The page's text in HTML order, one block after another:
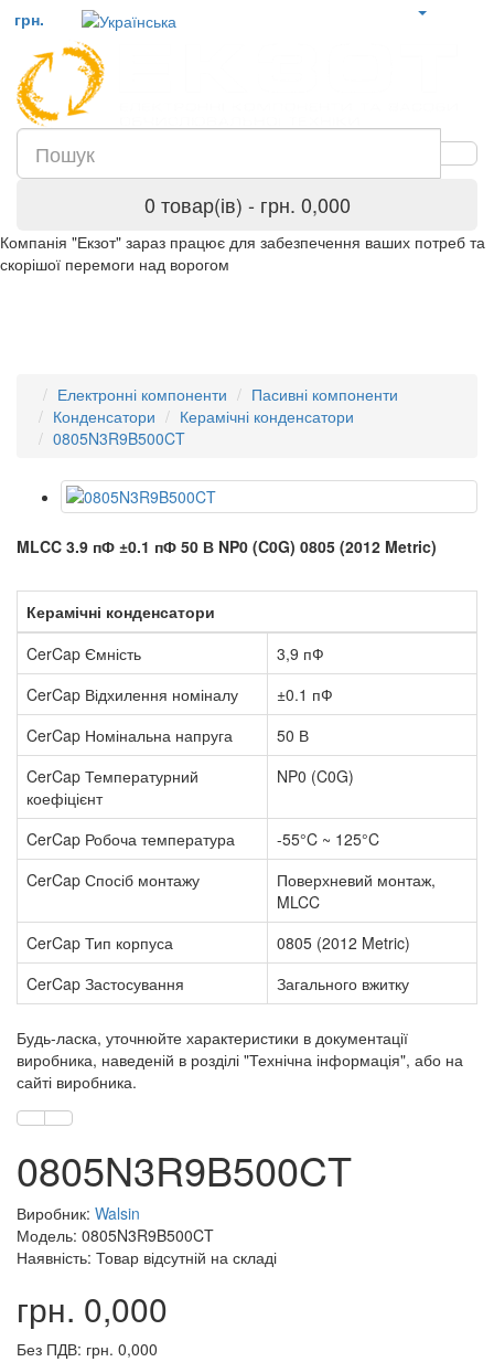
грн.
0 товар(ів) - грн. 0,000
Компанія "Екзот" зараз працює для забезпечення ваших потреб та
скорішої перемоги над ворогом
Електронні компоненти
Пасивні компоненти
Конденсатори
Керамічні конденсатори
0805N3R9B500CT
MLCC 3.9 пФ ±0.1 пФ 50 В NP0 (C0G) 0805 (2012 Metric)
Керамічні конденсатори
CerCap Ємність
3,9 пФ
CerCap Відхилення номіналу
±0.1 пФ
CerCap Номінальна напруга
50 В
CerCap Температурний
коефіцієнт
NP0 (C0G)
CerCap Робоча температура
-55°C ~ 125°C
CerCap Спосіб монтажу
Поверхневий монтаж,
MLCC
CerCap Тип корпуса
0805 (2012 Metric)
CerCap Застосування
Загального вжитку
Будь-ласка, уточнюйте характеристики в документації
виробника, наведеній в розділі "Технічна інформація", або на
сайті виробника.
0805N3R9B500CT
Виробник: Walsin
Модель: 0805N3R9B500CT
Наявність: Товар відсутній на складі
грн. 0,000
Без ПДВ: грн. 0,000